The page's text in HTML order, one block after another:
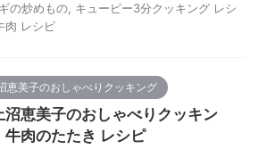
の炒めもの キューピー3分クッキング レシ
肉 レシピ
恵美子のおしゃべりクッキング
沼恵美子のおしゃべりクッキン
牛肉のたたき レシピ